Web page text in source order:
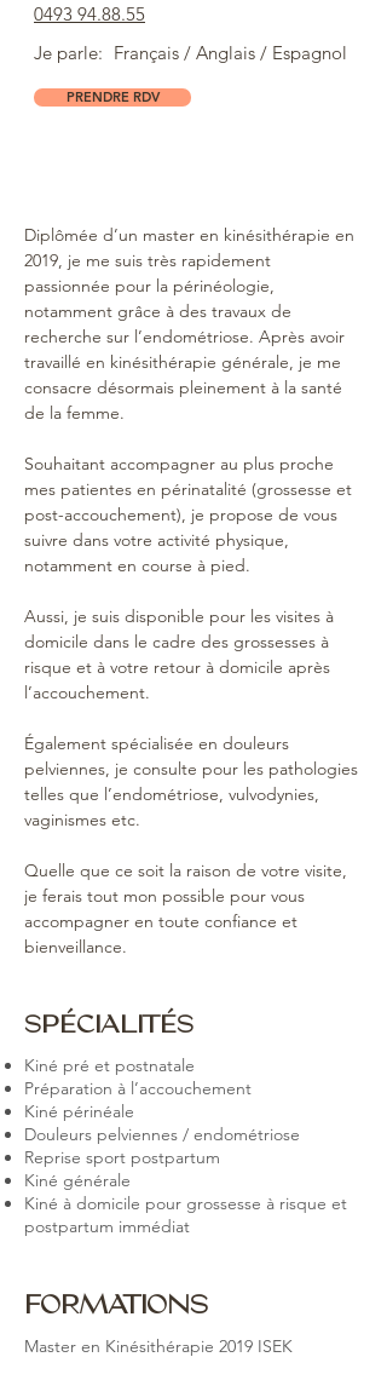
0493 94.88.55
Je parle: Français / Anglais / Espagnol
PRENDRE RDV
Diplômée d’un master en kinésithérapie en
2019, je me suis très rapidement
passionnée pour la périnéologie,
notamment grâce à des travaux de
recherche sur l’endométriose. Après avoir
travaillé en kinésithérapie générale, je me
consacre désormais pleinement à la santé
de la femme.
Souhaitant accompagner au plus proche
mes patientes en périnatalité (grossesse et
post-accouchement), je propose de vous
suivre dans votre activité physique,
notamment en course à pied.
Aussi, je suis disponible pour les visites à
domicile dans le cadre des grossesses à
risque et à votre retour à domicile après
l’accouchement.
Également spécialisée en douleurs
pelviennes, je consulte pour les pathologies
telles que l’endométriose, vulvodynies,
vaginismes etc.
Quelle que ce soit la raison de votre visite,
je ferais tout mon possible pour vous
accompagner en toute confiance et
bienveillance.
SPÉCIALITÉS
Kiné pré et postnatale
Préparation à l’accouchement
Kiné périnéale
Douleurs pelviennes / endométriose
Reprise sport postpartum
Kiné générale
Kiné à domicile pour grossesse à risque et
postpartum immédiat
FORMATIONS
Master en Kinésithérapie 2019 ISEK